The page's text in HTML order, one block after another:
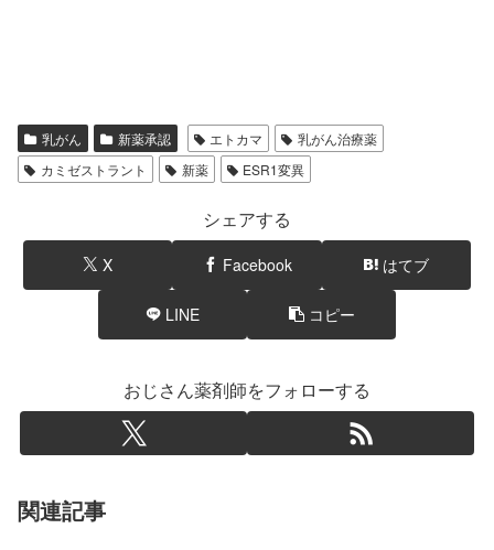
乳がん 新薬承認 エトカマ
乳がん治療薬
カミゼストラント
新薬 ESR1変異
シェアする
X Facebook はてブ
LINE コピー
おじさん薬剤師をフォローする
関連記事